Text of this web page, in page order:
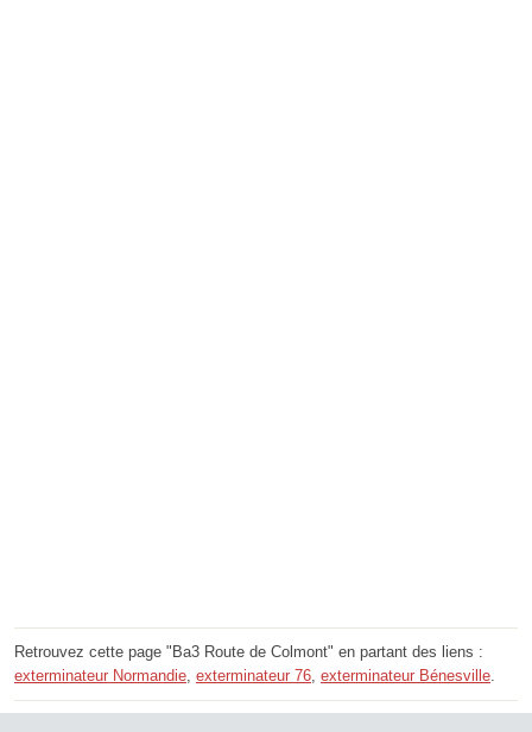
Retrouvez cette page "Ba3 Route de Colmont" en partant des liens :
exterminateur Normandie exterminateur 76 exterminateur Bénesville